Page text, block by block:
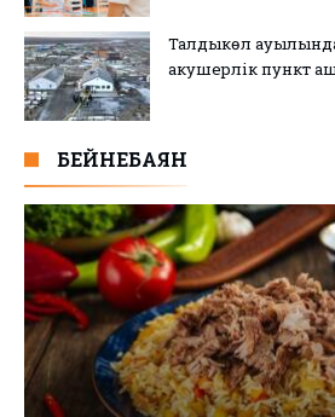
Талдыкөл
акушерлік пункт
БЕЙНЕБАЯН